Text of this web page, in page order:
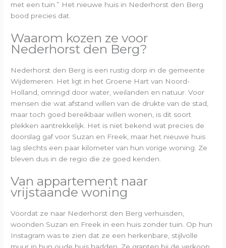
met een tuin.” Het nieuwe huis in Nederhorst den Berg
bood precies dat.
Waarom kozen ze voor
Nederhorst den Berg?
Nederhorst den Berg is een rustig dorp in de gemeente
Wijdemeren. Het ligt in het Groene Hart van Noord-
Holland, omringd door water, weilanden en natuur. Voor
mensen die wat afstand willen van de drukte van de stad,
maar toch goed bereikbaar willen wonen, is dit soort
plekken aantrekkelijk. Het is niet bekend wat precies de
doorslag gaf voor Suzan en Freek, maar het nieuwe huis
lag slechts een paar kilometer van hun vorige woning. Ze
bleven dus in de regio die ze goed kenden.
Van appartement naar
vrijstaande woning
Voordat ze naar Nederhorst den Berg verhuisden,
woonden Suzan en Freek in een huis zonder tuin. Op hun
Instagram was te zien dat ze een herkenbare, stijlvolle